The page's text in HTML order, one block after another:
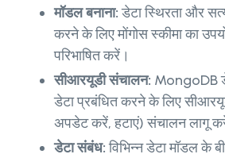
मॉडल बनाना:डेटा स्थिरता और
करने के लिए मोंगोस स्कीमा का
परिभाषित करें।
सीआरयूडी संचालन: MongoDB
डेटा प्रबंधित करने के लिए
अपडेट करें, हटाएं) संचालन लागू
डेटा संबंध:विभिन्न डेटा मॉडल के